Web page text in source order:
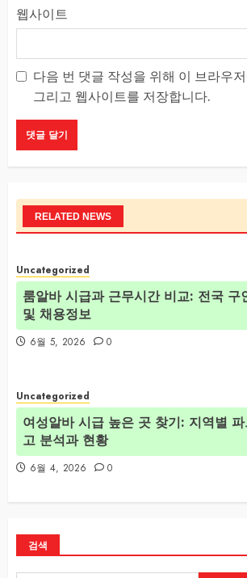
웹사이트
다음 번 댓글 작성을 위해 이 브라우
그리고 웹사이트를 저장합니다.
RELATED NEWS
Uncategorized
룸알바 시급과 근무시간 비교: 전국 구
및 채용정보
6월 5, 2026 0
Uncategorized
여성알바 시급 높은 곳 찾기: 지역별
고 분석과 현황
6월 4, 2026 0
검색